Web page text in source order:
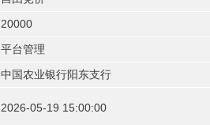
中国农业银行阳东支行